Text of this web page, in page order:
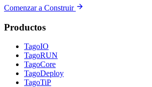
Comenzar a Construir
Productos
TagoIO
TagoRUN
TagoCore
TagoDeploy
TagoTiP